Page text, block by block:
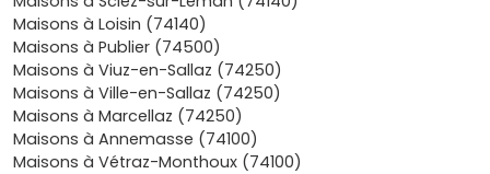
disponibles sur Vivre dans le neuf et échange avec nous
pour définir le budget, vérifier tes aides et programmer
tes visites de terrains: on t’aide à passer de l’idée à la
remise des clés, en toute sérénité.
Maisons à Loisin (74140)
Maisons à Publier (74500)
Maisons à Viuz-en-Sallaz (74250)
Maisons à Ville-en-Sallaz (74250)
Maisons à Marcellaz (74250)
Maisons à Annemasse (74100)
Maisons à Vétraz-Monthoux (74100)